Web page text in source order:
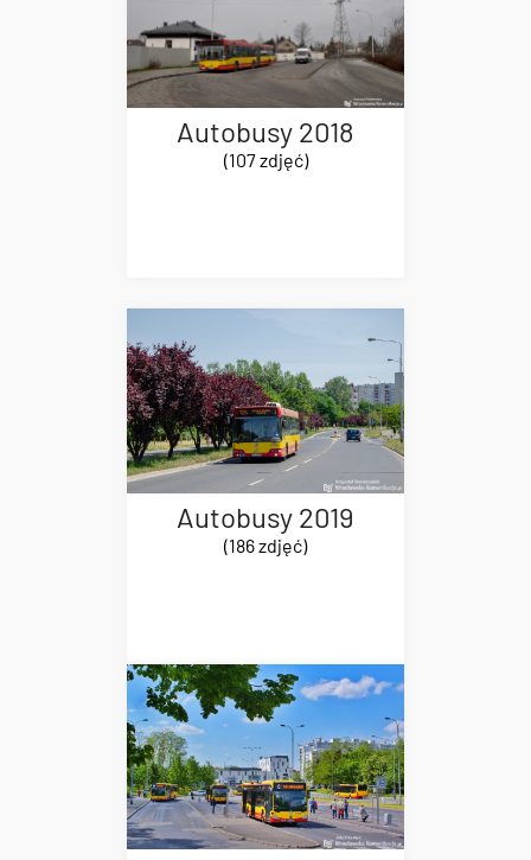
Autobusy 2018
(107 zdjęć)
Autobusy 2019
(186 zdjęć)